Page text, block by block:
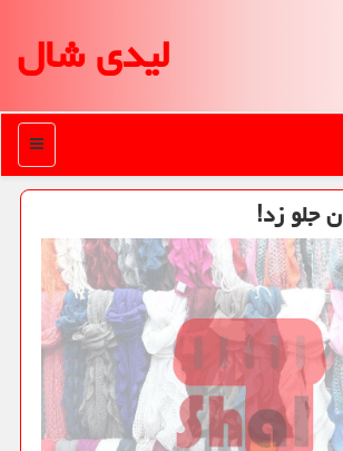
لیدی شال
منو
جلو زد!